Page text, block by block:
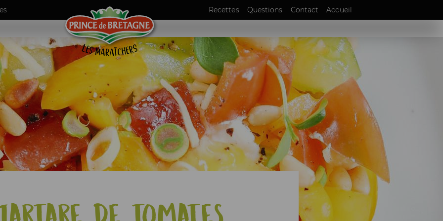
maraîchers
Recettes Questions Contact Accueil